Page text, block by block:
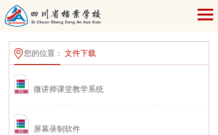
您的位置： 文件下载
微讲师课堂教学系统
屏幕录制软件